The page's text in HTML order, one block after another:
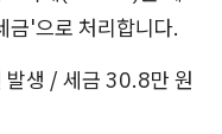
금'으로 처리합니다.
생 / 세금 30.8만 원